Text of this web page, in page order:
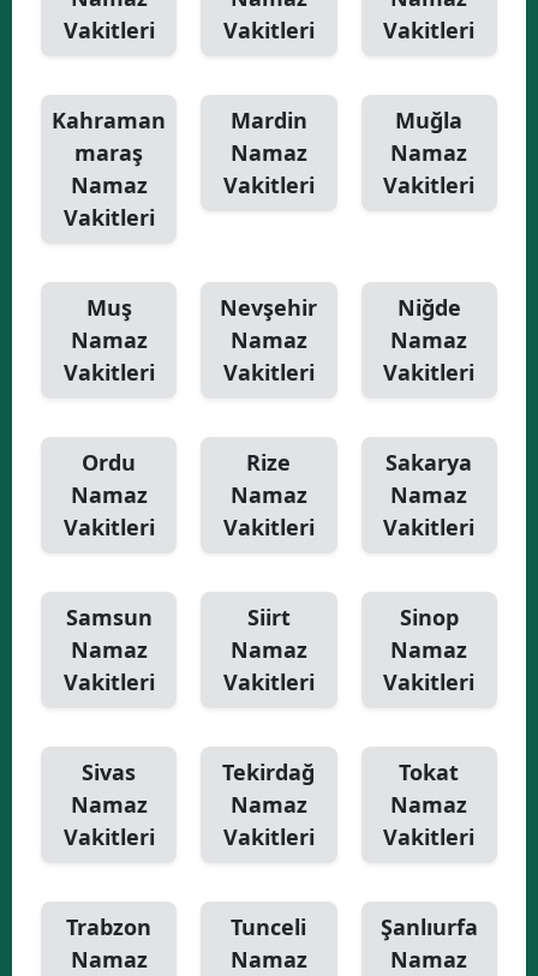
Vakitleri
Vakitleri
Vakitleri
Kahraman
maraş
Namaz
Vakitleri
Mardin
Namaz
Vakitleri
Muğla
Namaz
Vakitleri
Muş
Namaz
Vakitleri
Nevşehir
Namaz
Vakitleri
Niğde
Namaz
Vakitleri
Ordu
Namaz
Vakitleri
Rize
Namaz
Vakitleri
Sakarya
Namaz
Vakitleri
Samsun
Namaz
Vakitleri
Siirt
Namaz
Vakitleri
Sinop
Namaz
Vakitleri
Sivas
Namaz
Vakitleri
Tekirdağ
Namaz
Vakitleri
Tokat
Namaz
Vakitleri
Trabzon
Namaz
Tunceli
Namaz
Şanlıurfa
Namaz